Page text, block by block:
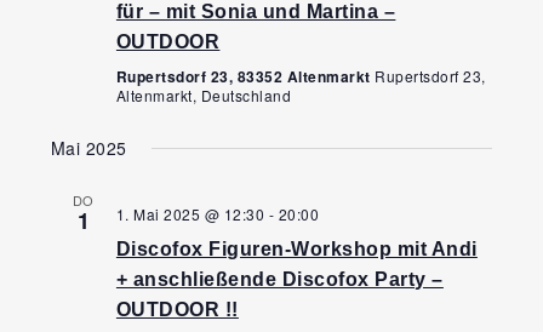
für – mit Sonia und Martina –
OUTDOOR
Rupertsdorf 23, 83352 Altenmarkt Rupertsdorf 23,
Altenmarkt, Deutschland
Mai 2025
DO
1 1. Mai 2025 @ 12:30 - 20:00
Discofox Figuren-Workshop mit Andi
+ anschließende Discofox Party –
OUTDOOR !!